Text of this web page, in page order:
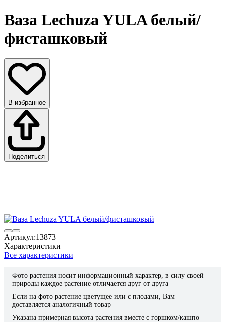
Ваза Lechuza YULA белый/
фисташковый
В избранное
Поделиться
Артикул:13873
Характеристики
Все характеристики
Фото растения носит информационный характер, в силу своей
природы каждое растение отличается друг от друга
Если на фото растение цветущее или с плодами, Вам
доставляется аналогичный товар
Указана примерная высота растения вместе с горшком/кашпо